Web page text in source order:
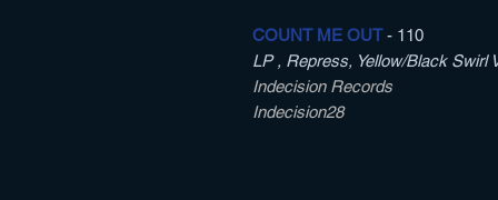
COUNT ME OUT- 110
LP , Repress, Yellow/Black Swirl
Indecision Records
Indecision28